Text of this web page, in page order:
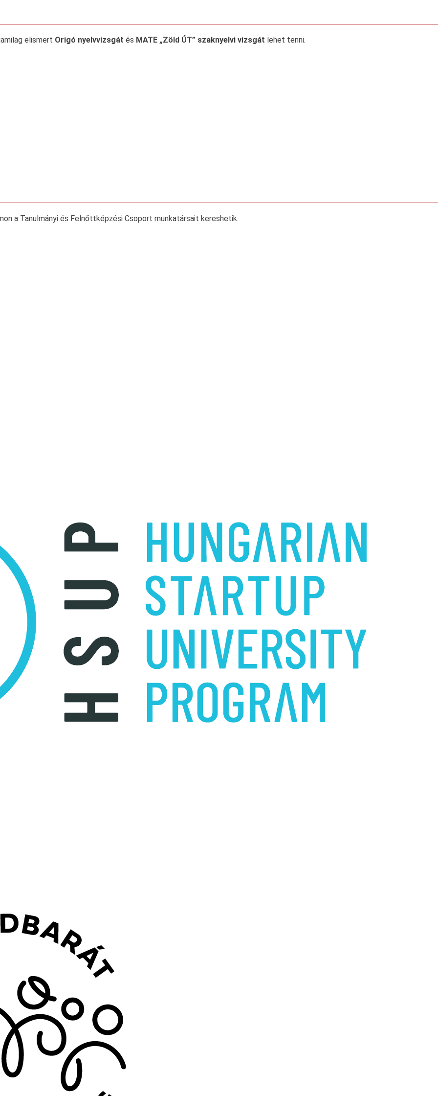
elismert Origó nyelvvizsgát és MATE „Zöld ÚT” szaknyelvi vizsgát lehet tenni.
a Tanulmányi és Felnőttképzési Csoport munkatársait kereshetik.